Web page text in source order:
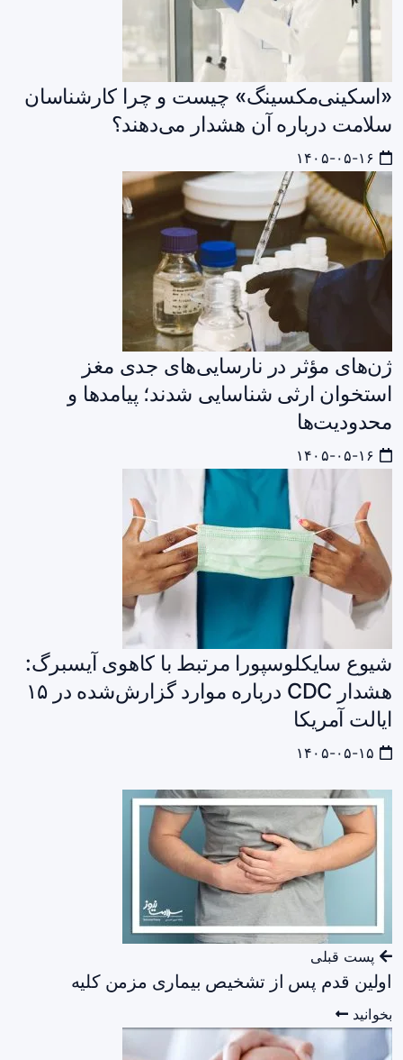
«اسکینی‌مکسینگ» چیست و چرا کارشناسان
سلامت درباره آن هشدار می‌دهند؟
ژن‌های مؤثر در نارسایی‌های جدی مغز
استخوان ارثی شناسایی شدند؛ پیامدها و
محدودیت‌ها
شیوع سایکلوسپورا مرتبط با کاهوی آیسبرگ:
هشدار CDC درباره موارد گزارش‌شده در ۱۵
ایالت آمریکا
پست قبلی
اولین قدم پس از تشخیص بیماری مزمن کلیه
بخوانید